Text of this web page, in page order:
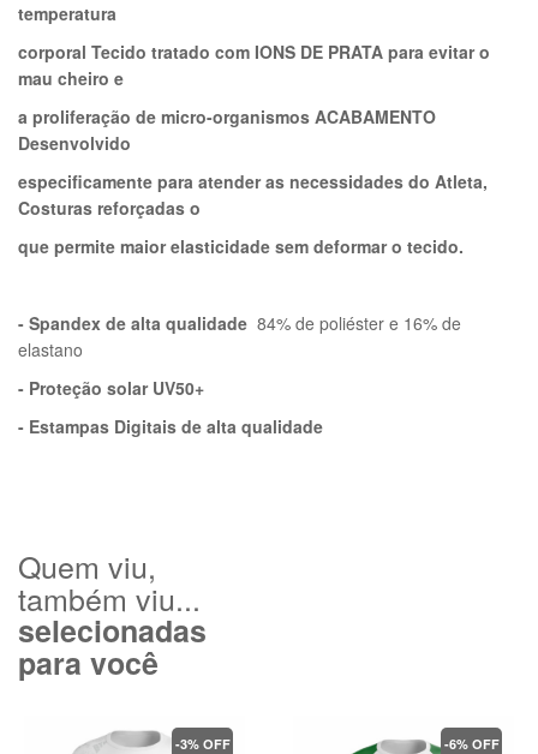
temperatura
corporal Tecido tratado com IONS DE PRATA para evitar o
mau cheiro e
a proliferação de micro-organismos ACABAMENTO
Desenvolvido
especificamente para atender as necessidades do Atleta,
Costuras reforçadas o
que permite maior elasticidade sem deformar o tecido.
- Spandex de alta qualidade 84% de poliéster e 16% de
elastano
- Proteção solar UV50+
- Estampas Digitais de alta qualidade
Quem viu,
também viu...
selecionadas
para você
-3% OFF -6% OFF